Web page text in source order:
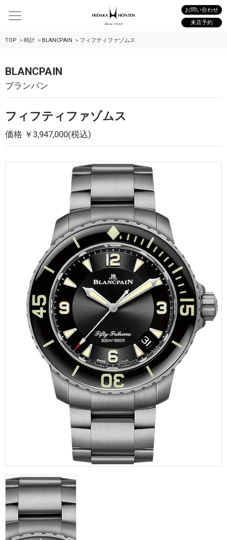
お問い合わせ
来店予約
TOP 時計 BLANCPAIN フィフティファゾムス
BLANCPAIN
ブランパン
フィフティファゾムス
価格 ￥3,947,000(税込)